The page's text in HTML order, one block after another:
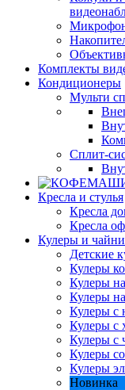
Комплекты
Кондиционеры
Мульти
Сплит-
Кресла и стулья
Кресла
Кресла
Кулеры и
Детские
Кулеры
Кулеры
Кулеры
Кулеры с
Кулеры с
Кулеры с
Кулеры
Кулеры
Новинка